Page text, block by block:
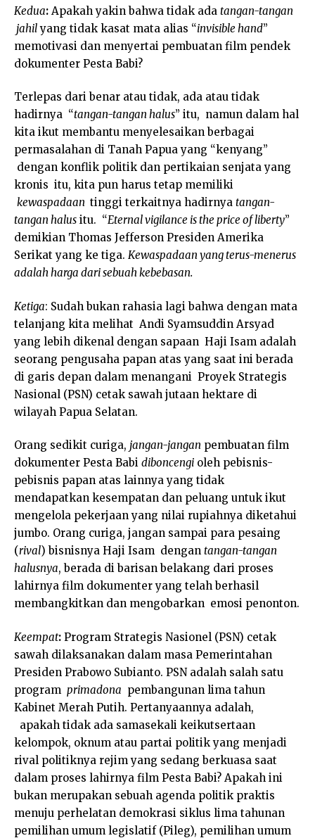
Kedua: Apakah yakin bahwa tidak ada tangan-tangan
jahilyang tidak kasat mata alias “invisible hand”
memotivasi dan menyertai pembuatan film pendek
dokumenter Pesta Babi?
Terlepas dari benar atau tidak, ada atau tidak
hadirnya “tangan-tangan halus” itu, namun dalam hal
kita ikut membantu menyelesaikan berbagai
permasalahan di Tanah Papua yang “kenyang”
dengan konflik politik dan pertikaian senjata yang
kronis itu, kita pun harus tetap memiliki
kewaspadaan tinggi terkaitnya hadirnya tangan-
tangan halus itu. “Eternal vigilance is the price of liberty”
demikian Thomas Jefferson Presiden Amerika
Serikat yang ke tiga. Kewaspadaan yang terus-menerus
adalah harga dari sebuah kebebasan.
Ketiga: Sudah bukan rahasia lagi bahwa dengan mata
telanjang kita melihat Andi Syamsuddin Arsyad
yang lebih dikenal dengan sapaan Haji Isam adalah
seorang pengusaha papan atas yang saat ini berada
di garis depan dalam menangani Proyek Strategis
Nasional (PSN) cetak sawah jutaan hektare di
wilayah Papua Selatan.
Orang sedikit curiga, jangan-jangan pembuatan film
dokumenter Pesta Babi diboncengi oleh pebisnis-
pebisnis papan atas lainnya yang tidak
mendapatkan kesempatan dan peluang untuk ikut
mengelola pekerjaan yang nilai rupiahnya diketahui
jumbo. Orang curiga, jangan sampai para pesaing
(rival) bisnisnya Haji Isam dengan tangan-tangan
halusnya, berada di barisan belakang dari proses
lahirnya film dokumenter yang telah berhasil
membangkitkan dan mengobarkan emosi penonton.
Keempat: Program Strategis Nasionel (PSN) cetak
sawah dilaksanakan dalam masa Pemerintahan
Presiden Prabowo Subianto. PSN adalah salah satu
program primadona pembangunan lima tahun
Kabinet Merah Putih. Pertanyaannya adalah,
apakah tidak ada samasekali keikutsertaan
kelompok, oknum atau partai politik yang menjadi
rival politiknya rejim yang sedang berkuasa saat
dalam proses lahirnya film Pesta Babi? Apakah ini
bukan merupakan sebuah agenda politik praktis
menuju perhelatan demokrasi siklus lima tahunan
pemilihan umum legislatif (Pileg), pemilihan umum